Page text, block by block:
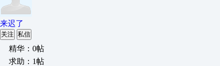
来迟了
关注 私信
精华：0帖
求助：1帖